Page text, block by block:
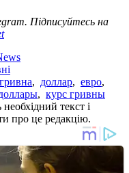
Підписуйтесь на
гривна, доллар, евро,
, курс гривны
текст і
про це редакцію.